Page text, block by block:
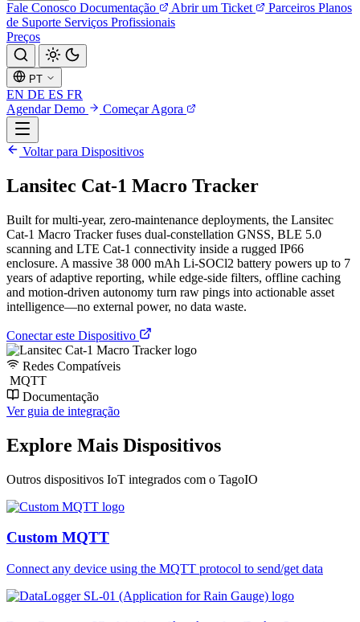
Fale Conosco Documentação Abrir um Ticket Parceiros Planos
de Suporte Serviços Profissionais
Preços
PT
EN DE ES FR
Agendar Demo
Começar Agora
Voltar para Dispositivos
Lansitec Cat-1 Macro Tracker
Built for multi-year, zero-maintenance deployments, the Lansitec
Cat-1 Macro Tracker fuses dual-constellation GNSS, BLE 5.0
scanning and LTE Cat-1 connectivity inside a rugged IP66
enclosure. A massive 38 000 mAh Li-SOCl2 battery powers up to 7
years of adaptive reporting, while edge-side filters, offline caching
and motion-driven autonomy turn raw pings into actionable asset
intelligence—no external power, no data waste.
Conectar este Dispositivo
Redes Compatíveis
MQTT
Documentação
Ver guia de integração
Explore Mais Dispositivos
Outros dispositivos IoT integrados com o TagoIO
Custom MQTT
Connect any device using the MQTT protocol to send/get data